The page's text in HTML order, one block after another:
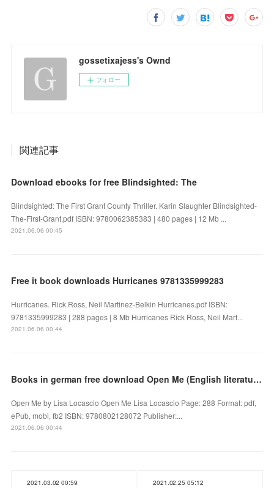
gossetixajess's Ownd
フォロー
関連記事
Download ebooks for free Blindsighted: The
Blindsighted: The First Grant County Thriller. Karin Slaughter Blindsighted-
The-First-Grant.pdf ISBN: 9780062385383 | 480 pages | 12 Mb ...
2021.06.06 00:45
Free it book downloads Hurricanes 9781335999283
Hurricanes. Rick Ross, Neil Martinez-Belkin Hurricanes.pdf ISBN:
9781335999283 | 288 pages | 8 Mb Hurricanes Rick Ross, Neil Mart...
2021.06.06 00:44
Books in german free download Open Me (English literature)
Open Me by Lisa Locascio Open Me Lisa Locascio Page: 288 Format: pdf,
ePub, mobi, fb2 ISBN: 9780802128072 Publisher:...
2021.06.06 00:44
2021.03.02 00:59 2021.02.25 05:12